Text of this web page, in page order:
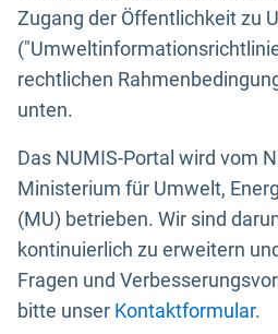
Zugang der Öffentlichkeit zu
rechtlichen
unten.
Das NUMIS-Portal wird vom
Ministerium für Umwelt,
(MU) betrieben. Wir sind
kontinuierlich zu erweitern
Fragen und
bitte unser Kontaktformular.